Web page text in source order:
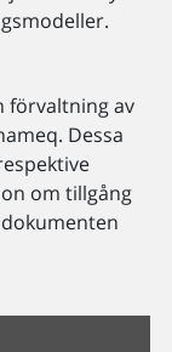
förvaltning av
Dessa
om tillgång